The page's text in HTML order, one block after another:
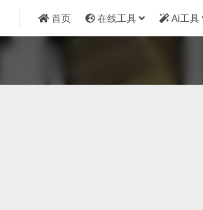
首页 在线工具 Ai工具